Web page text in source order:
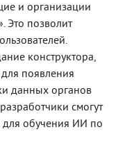
и организации
Это позволит
конструктора,
появления
данных органов
смогут
для обучения ИИ по